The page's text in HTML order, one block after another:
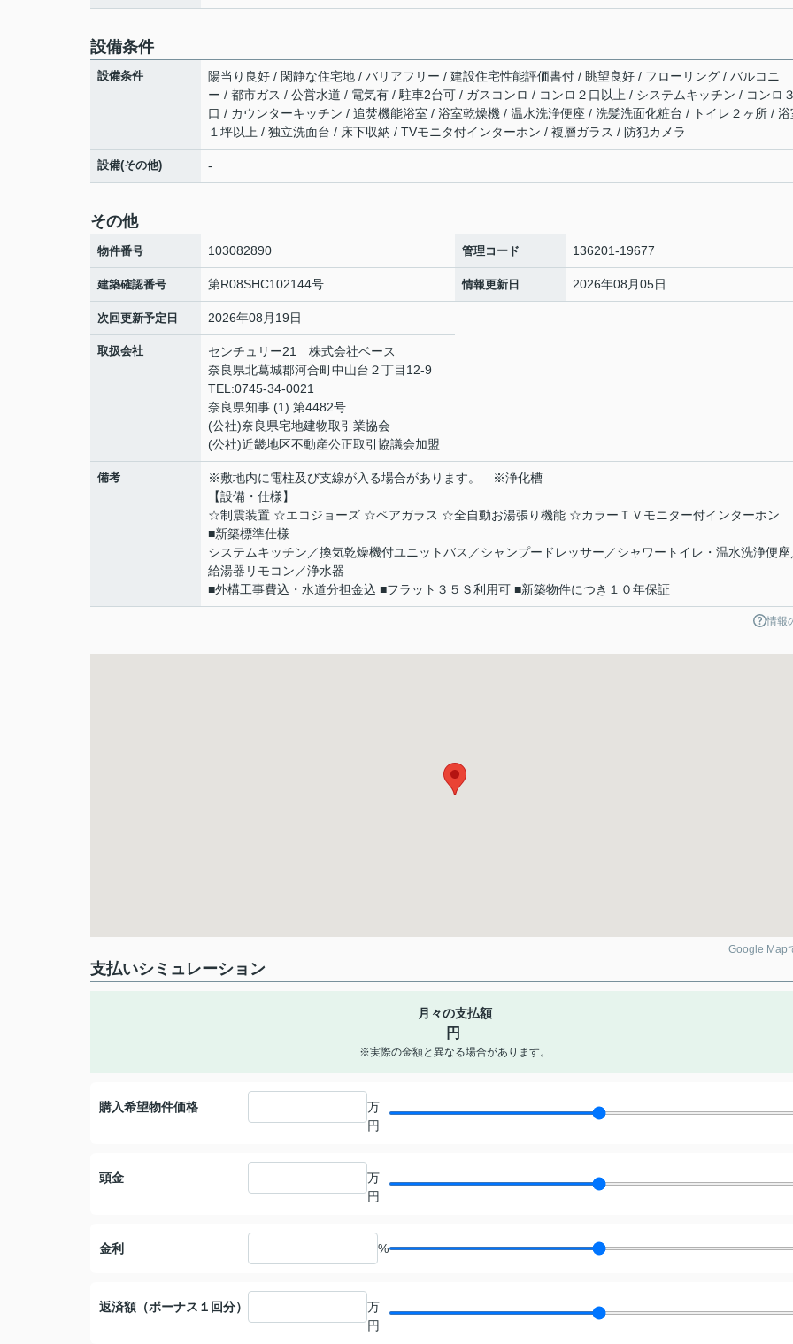
設備条件
設備条件
陽当り良好 / 閑静な住宅地 / バリアフリー / 建設住宅性能評価書付 / 眺望良好 / フローリング / バルコニ
ー / 都市ガス / 公営水道 / 電気有 / 駐車2台可 / ガスコンロ / コンロ２口以上 / システムキッチン / コンロ
口 / カウンターキッチン / 追焚機能浴室 / 浴室乾燥機 / 温水洗浄便座 / 洗髪洗面化粧台 / トイレ２ヶ所 / 浴
１坪以上 / 独立洗面台 / 床下収納 / TVモニタ付インターホン / 複層ガラス / 防犯カメラ
設備(その他) -
その他
物件番号 103082890 管理コード 136201-19677
建築確認番号 第R08SHC102144号 情報更新日 2026年08月05日
次回更新予定日 2026年08月19日
取扱会社
センチュリー21 株式会社ベース
奈良県北葛城郡河合町中山台２丁目12-9
TEL:0745-34-0021
奈良県知事 (1) 第4482号
(公社)奈良県宅地建物取引業協会
(公社)近畿地区不動産公正取引協議会加盟
備考
※敷地内に電柱及び支線が入る場合があります。 ※浄化槽
【設備・仕様】
☆制震装置 ☆エコジョーズ ☆ペアガラス ☆全自動お湯張り機能 ☆カラーＴＶモニター付インターホン
■新築標準仕様
システムキッチン／換気乾燥機付ユニットバス／シャンプードレッサー／シャワートイレ・温水洗浄便座
給湯器リモコン／浄水器
■外構工事費込・水道分担金込 ■フラット３５Ｓ利用可 ■新築物件につき１０年保証
情報
Google Map
支払いシミュレーション
月々の支払額
円
※実際の金額と異なる場合があります。
購入希望物件価格
万
円
頭金
万
円
金利 %
返済額（ボーナス１回分）
万
円